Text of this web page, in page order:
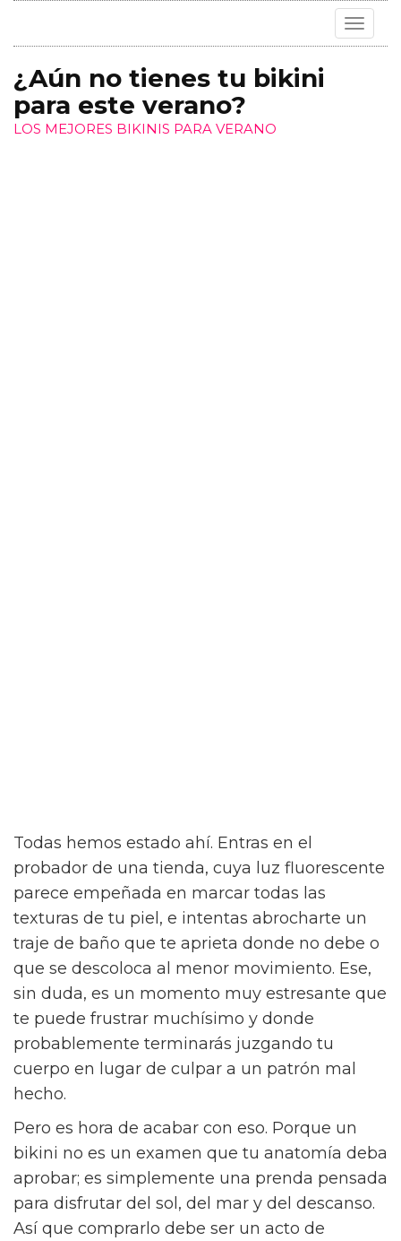
Toggle
¿Aún no tienes tu bikini
para este verano?
Todas hemos estado ahí. Entras en el
probador de una tienda, cuya luz fluorescente
parece empeñada en marcar todas las
texturas de tu piel, e intentas abrocharte un
traje de baño que te aprieta donde no debe o
que se descoloca al menor movimiento. Ese,
sin duda, es un momento muy estresante que
te puede frustrar muchísimo y donde
probablemente terminarás juzgando tu
cuerpo en lugar de culpar a un patrón mal
hecho.
Pero es hora de acabar con eso. Porque un
bikini no es un examen que tu anatomía deba
aprobar; es simplemente una prenda pensada
para disfrutar del sol, del mar y del descanso.